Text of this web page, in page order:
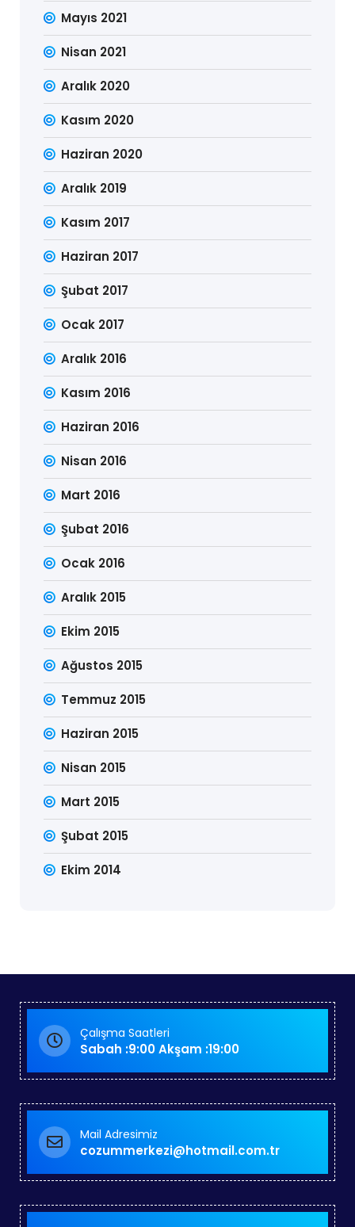
Mayıs 2021
Nisan 2021
Aralık 2020
Kasım 2020
Haziran 2020
Aralık 2019
Kasım 2017
Haziran 2017
Şubat 2017
Ocak 2017
Aralık 2016
Kasım 2016
Haziran 2016
Nisan 2016
Mart 2016
Şubat 2016
Ocak 2016
Aralık 2015
Ekim 2015
Ağustos 2015
Temmuz 2015
Haziran 2015
Nisan 2015
Mart 2015
Şubat 2015
Ekim 2014
Çalışma Saatleri
Sabah :9:00 Akşam :19:00
Mail Adresimiz
cozummerkezi@hotmail.com.tr